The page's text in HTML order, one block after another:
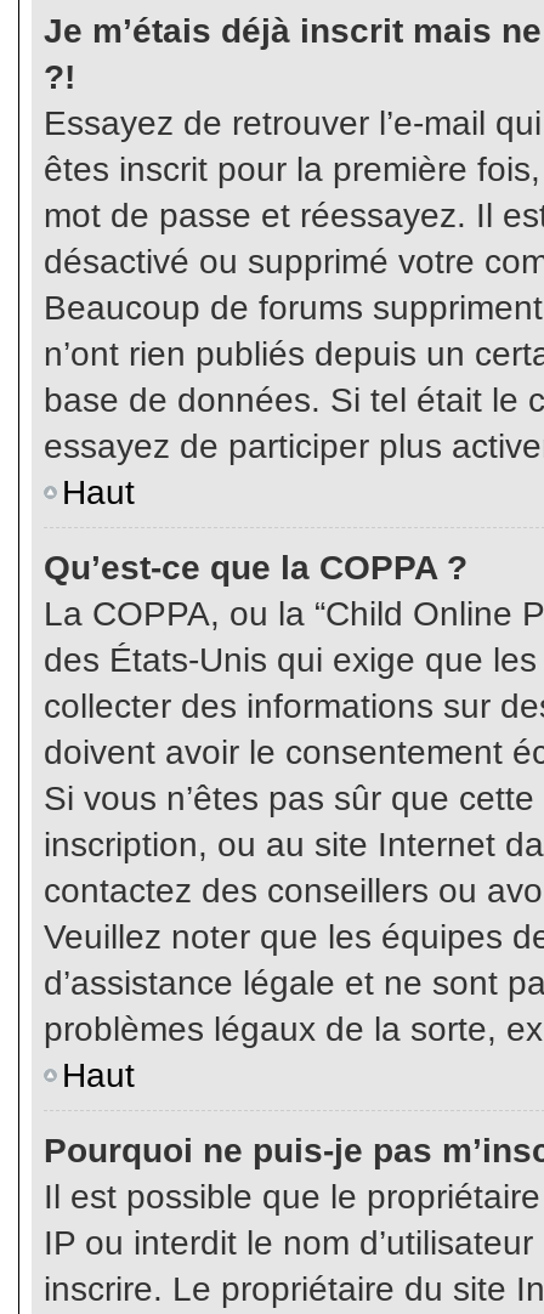
Je m’étais déjà inscrit mais
?!
Essayez de retrouver l’e-mail
êtes inscrit pour la première
mot de passe et réessayez. Il
désactivé ou supprimé votre
Beaucoup de forums
n’ont rien publiés depuis un
base de données. Si tel était le
essayez de participer plus
Haut
Qu’est-ce que la COPPA ?
La COPPA, ou la “Child Online
des États-Unis qui exige que
collecter des informations sur
doivent avoir le consentement
Si vous n’êtes pas sûr que
inscription, ou au site Internet
contactez des conseillers ou
Veuillez noter que les équipes
d’assistance légale et ne sont
problèmes légaux de la sorte,
Haut
Pourquoi ne puis-je pas
Il est possible que le
IP ou interdit le nom
inscrire. Le propriétaire du site